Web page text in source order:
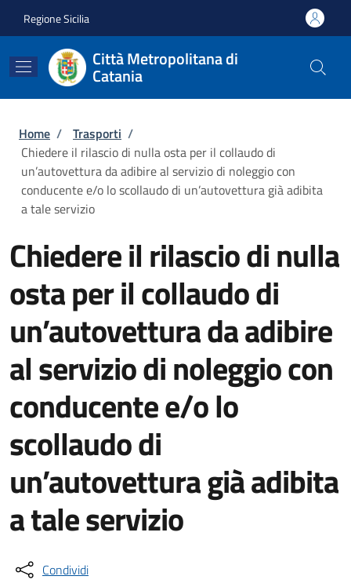
Regione Sicilia
Città Metropolitana di
Catania
Briciole di pane
Home / Trasporti /
Chiedere il rilascio di nulla osta per il collaudo di
un’autovettura da adibire al servizio di noleggio con
conducente e/o lo scollaudo di un’autovettura già adibita
a tale servizio
Chiedere il rilascio di nulla
osta per il collaudo di
un’autovettura da adibire
al servizio di noleggio con
conducente e/o lo
scollaudo di
un’autovettura già adibita
a tale servizio
Condividi